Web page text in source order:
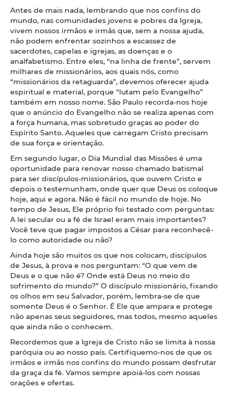
Antes de mais nada, lembrando que nos confins do
mundo, nas comunidades jovens e pobres da Igreja,
vivem nossos irmãos e irmãs que, sem a nossa ajuda,
não podem enfrentar sozinhos a escassez de
sacerdotes, capelas e igrejas, as doenças e o
analfabetismo. Entre eles, “na linha de frente”, servem
milhares de missionários, aos quais nós, como
“missionários da retaguarda”, devemos oferecer ajuda
espiritual e material, porque “lutam pelo Evangelho”
também em nosso nome. São Paulo recorda-nos hoje
que o anúncio do Evangelho não se realiza apenas com
a força humana, mas sobretudo graças ao poder do
Espírito Santo. Aqueles que carregam Cristo precisam
de sua força e orientação.
Em segundo lugar, o Dia Mundial das Missões é uma
oportunidade para renovar nosso chamado batismal
para ser discípulos-missionários, que ouvem Cristo e
depois o testemunham, onde quer que Deus os coloque
hoje, aqui e agora. Não é fácil no mundo de hoje. No
tempo de Jesus, Ele próprio foi testado com perguntas:
A lei secular ou a fé de Israel eram mais importantes?
Você teve que pagar impostos a César para reconhecê-
lo como autoridade ou não?
Ainda hoje são muitos os que nos colocam, discípulos
de Jesus, à prova e nos perguntam: “O que vem de
Deus e o que não é? Onde está Deus no meio do
sofrimento do mundo?” O discípulo missionário, fixando
os olhos em seu Salvador, porém, lembra-se de que
somente Deus é o Senhor. É Ele que ampara e protege
não apenas seus seguidores, mas todos, mesmo aqueles
que ainda não o conhecem.
Recordemos que a Igreja de Cristo não se limita à nossa
paróquia ou ao nosso país. Certifiquemo-nos de que os
irmãos e irmãs nos confins do mundo possam desfrutar
da graça da fé. Vamos sempre apoiá-los com nossas
orações e ofertas.